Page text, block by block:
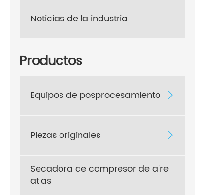
Noticias de la industria
Productos
Equipos de posprocesamiento 
Piezas originales 
Secadora de compresor de aire
atlas